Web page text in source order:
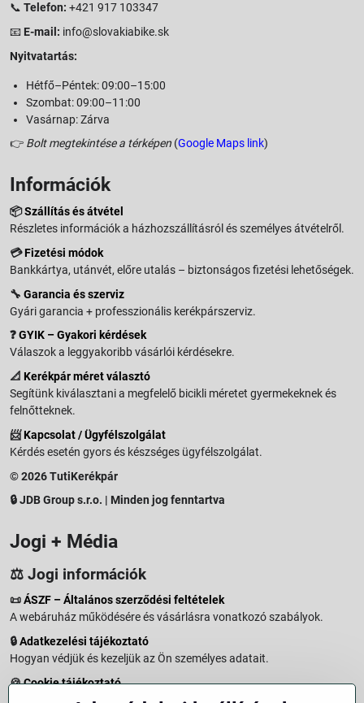
📞 Telefon: +421 917 103347
📧 E-mail: info@slovakiabike.sk
Nyitvatartás:
Hétfő–Péntek: 09:00–15:00
Szombat: 09:00–11:00
Vasárnap: Zárva
👉 Bolt megtekintése a térképen (Google Maps link)
Információk
📦Szállítás és átvétel
Részletes információk a házhozszállításról és személyes átvételről.
💳Fizetési módok
Bankkártya, utánvét, előre utalás – biztonságos fizetési lehetőségek.
🔧 Garancia és szerviz
Gyári garancia + professzionális kerékpárszerviz.
❓GYIK – Gyakori kérdések
Válaszok a leggyakoribb vásárlói kérdésekre.
📐 Kerékpár méret választó
Segítünk kiválasztani a megfelelő bicikli méretet gyermekeknek és
felnőtteknek.
📨Kapcsolat / Ügyfélszolgálat
Kérdés esetén gyors és készséges ügyfélszolgálat.
© 2026 TutiKerékpár
🔒 JDB Group s.r.o. | Minden jog fenntartva
Jogi + Média
⚖️ Jogi információk
📜ÁSZF – Általános szerződési feltételek
A webáruház működésére és vásárlásra vonatkozó szabályok.
🔒Adatkezelési tájékoztató
Hogyan védjük és kezeljük az Ön személyes adatait.
🍪Cookie tájékoztató
A weboldalon használt sütikről és adatkezelésről.